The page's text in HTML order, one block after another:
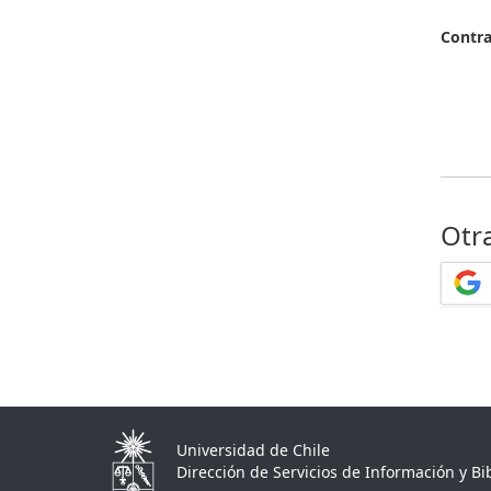
Universidad de Chile
Dirección de Servicios de Información y